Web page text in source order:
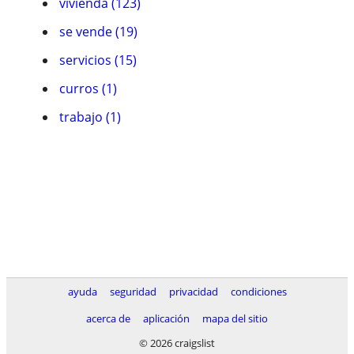
se vende (19)
servicios (15)
curros (1)
trabajo (1)
ayuda seguridad privacidad
condiciones
acerca de
aplicación
mapa del sitio
© 2026 craigslist